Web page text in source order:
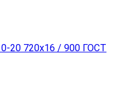
20 720x16 / 900 ГОСТ